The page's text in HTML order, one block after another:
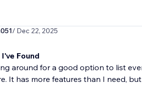
/ Dec 22, 2025
Found
around for a good option to list
It has more features than I need, but